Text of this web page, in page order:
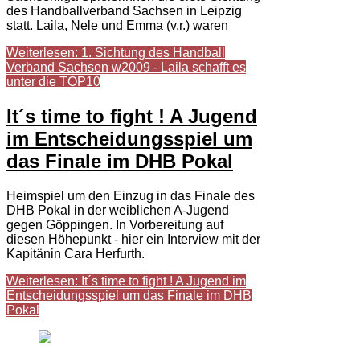
des Handballverband Sachsen in Leipzig
statt. Laila, Nele und Emma (v.r.) waren
Weiterlesen: 1. Sichtung des Handball
Verband Sachsen w2009 - Laila schafft es
unter die TOP10
It´s time to fight ! A Jugend
im Entscheidungsspiel um
das Finale im DHB Pokal
Heimspiel um den Einzug in das Finale des
DHB Pokal in der weiblichen A-Jugend
gegen Göppingen. In Vorbereitung auf
diesen Höhepunkt - hier ein Interview mit der
Kapitänin Cara Herfurth.
Weiterlesen: It´s time to fight ! A Jugend im
Entscheidungsspiel um das Finale im DHB
Pokal